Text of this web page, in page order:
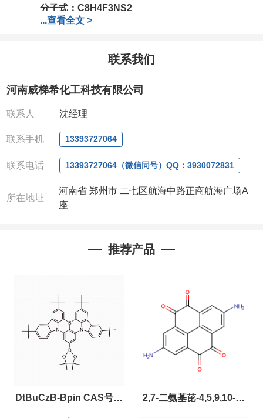
分子式： C8H4F3NS2
分子量：235.25
;1g;2.5g ;5g ;10g可根据客户需求进行分装
作中有用到的试剂,欢迎前来询购
全额退款
:0371-63377391/13393727064
QQ:3930072831
:13393727064
联系人: 沈晓东(欢迎致电,或QQ、微信联系)
...查看全文 >
联系我们
河南威梯希化工科技有限公司
联系人 沈经理
联系手机 13393727064
联系电话 13393727064（微信同号）QQ：3930072831
所在地址
河南省 郑州市 二七区航海中路正商航海广场A
座
推荐产品
DtBuCzB-Bpin CAS号： 2,7-二氨基芘-4,5,9,10-四